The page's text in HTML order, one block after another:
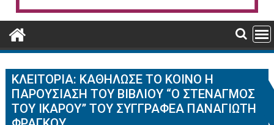
ΚΛΕΙΤΟΡΙΑ: ΚΑΘΉΛΩΣΕ ΤΟ ΚΟΙΝΌ Η
ΠΑΡΟΥΣΊΑΣΗ ΤΟΥ ΒΙΒΛΊΟΥ “Ο ΣΤΕΝΑΓΜΌΣ
ΤΟΥ ΊΚΑΡΟΥ” ΤΟΥ ΣΥΓΓΡΑΦΈΑ ΠΑΝΑΓΙΏΤΗ